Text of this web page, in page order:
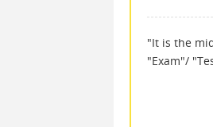
"It is the
"Exam"/